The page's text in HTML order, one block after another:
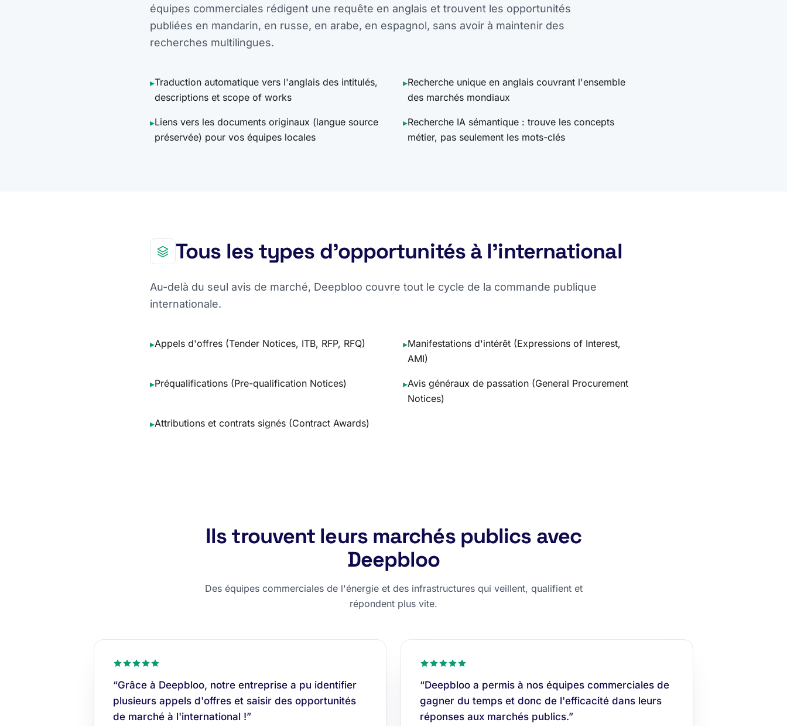
équipes commerciales rédigent une requête en anglais et trouvent les opportunités
publiées en mandarin, en russe, en arabe, en espagnol, sans avoir à maintenir des
recherches multilingues.
▸Traduction automatique vers l'anglais des intitulés,
descriptions et scope of works
▸Recherche unique en anglais couvrant l'ensemble
des marchés mondiaux
▸Liens vers les documents originaux (langue source
préservée) pour vos équipes locales
▸Recherche IA sémantique : trouve les concepts
métier, pas seulement les mots-clés
Tous les types d'opportunités à l'international
Au-delà du seul avis de marché, Deepbloo couvre tout le cycle de la commande publique
internationale.
▸Appels d'offres (Tender Notices, ITB, RFP, RFQ) ▸Manifestations d'intérêt (Expressions of Interest,
AMI)
▸Préqualifications (Pre-qualification Notices) ▸Avis généraux de passation (General Procurement
Notices)
▸Attributions et contrats signés (Contract Awards)
Ils trouvent leurs marchés publics avec
Deepbloo
Des équipes commerciales de l'énergie et des infrastructures qui veillent, qualifient et
répondent plus vite.
“Grâce à Deepbloo, notre entreprise a pu identifier
plusieurs appels d'offres et saisir des opportunités
de marché à l'international !”
“Deepbloo a permis à nos équipes commerciales de
gagner du temps et donc de l'efficacité dans leurs
réponses aux marchés publics.”